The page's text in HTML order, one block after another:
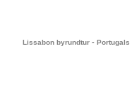
Lissabon byrundtur - Portugals